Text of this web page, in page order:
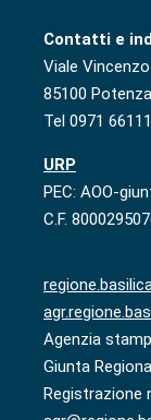
Contatti e
Viale
85100
Tel 0971
URP
PEC: AOO-
C.F.
Agenzia
Giunta
Registrazione